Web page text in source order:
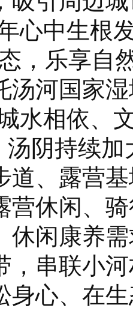
心中生根
，乐享自
汤河国家
水相依、
汤阴持续
道、露营
营休闲、
休闲康养
，串联小
身心、在